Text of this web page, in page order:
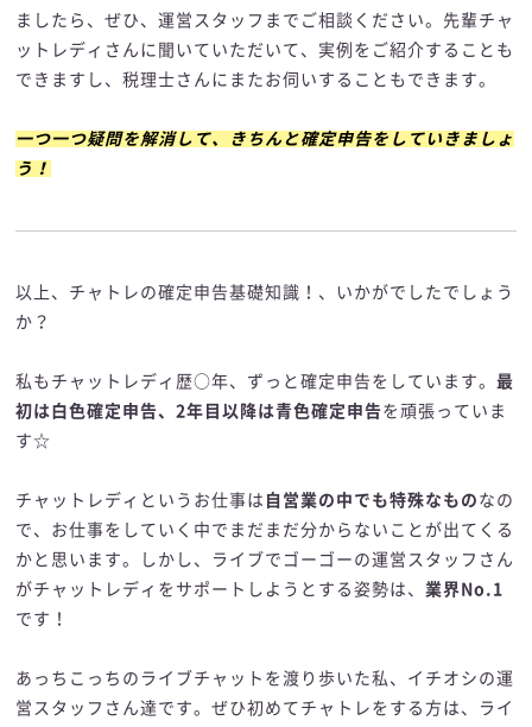
ましたら、ぜひ、運営スタッフまでご相談ください。先輩チャ
ットレディさんに聞いていただいて、実例をご紹介することも
できますし、税理士さんにまたお伺いすることもできます。
一つ一つ疑問を解消して、きちんと確定申告をしていきましょ
う！
以上、チャトレの確定申告基礎知識！、いかがでしたでしょう
か？
私もチャットレディ歴○年、ずっと確定申告をしています。最
初は白色確定申告、2年目以降は青色確定申告を頑張っていま
す☆
チャットレディというお仕事は 自営業の中でも特殊なもの なの
で、お仕事をしていく中でまだまだ分からないことが出てくる
かと思います。しかし、ライブでゴーゴーの運営スタッフさん
がチャットレディをサポートしようとする姿勢は、業界No.1
です！
あっちこっちのライブチャットを渡り歩いた私、イチオシの運
営スタッフさん達です。ぜひ初めてチャトレをする方は、ライ